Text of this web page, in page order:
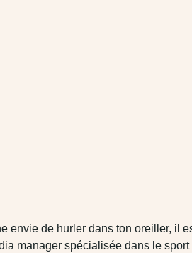
de hurler dans ton oreiller, il
manager spécialisée dans le